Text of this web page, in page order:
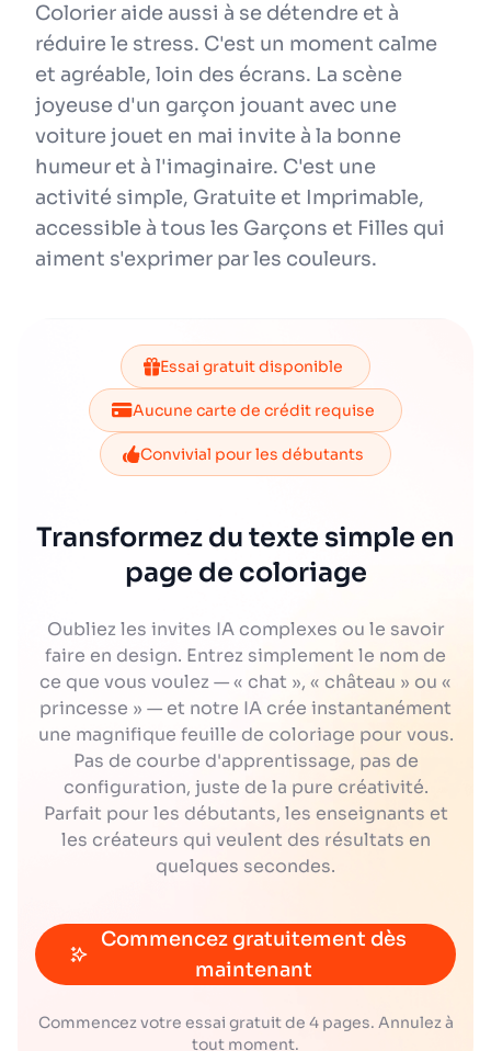
Colorier aide aussi à se détendre et à
réduire le stress. C'est un moment calme
et agréable, loin des écrans. La scène
joyeuse d'un garçon jouant avec une
voiture jouet en mai invite à la bonne
humeur et à l'imaginaire. C'est une
activité simple, Gratuite et Imprimable,
accessible à tous les Garçons et Filles qui
aiment s'exprimer par les couleurs.
Essai gratuit disponible
Aucune carte de crédit requise
Convivial pour les débutants
Transformez du texte simple en
page de coloriage
Oubliez les invites IA complexes ou le savoir
faire en design. Entrez simplement le nom de
ce que vous voulez — « chat », « château » ou «
princesse » — et notre IA crée instantanément
une magnifique feuille de coloriage pour vous.
Pas de courbe d'apprentissage, pas de
configuration, juste de la pure créativité.
Parfait pour les débutants, les enseignants et
les créateurs qui veulent des résultats en
quelques secondes.
Commencez gratuitement dès
maintenant
Commencez votre essai gratuit de 4 pages. Annulez à
tout moment.